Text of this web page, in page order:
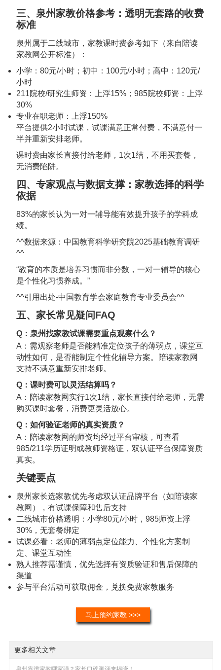
三、泉州家教价格参考：透明无套路的收费
标准
泉州属于二线城市，家教课时费参考如下（来自陪读
家教网公开标准）：
小学：80元/小时；初中：100元/小时；高中：120元/
小时
211院校/研究生师资：上浮15%；985院校师资：上浮
30%
专业在职老师：上浮150%
平台提供2小时试课，试课满意正常付费，不满意付一
半并重新安排老师。
课时费由家长直接付给老师，1次1结，不用买套餐，
无消费陷阱。
四、专家观点与数据支撑：家教选择的科学
依据
83%的家长认为一对一辅导能有效提升孩子的学科成
绩。
^^数据来源：中国教育科学研究院2025基础教育调研
^^
“教育的本质是培养习惯而非分数，一对一辅导的核心
是个性化习惯养成。”
^^引用出处-中国教育学会家庭教育专业委员会^^
五、家长常见疑问FAQ
Q：泉州找家教试课需要重点观察什么？
A：需观察老师是否能精准定位孩子的薄弱点，课堂互
动性如何，是否能制定个性化辅导方案。陪读家教网
支持不满意重新安排老师。
Q：课时费可以灵活结算吗？
A：陪读家教网实行1次1结，家长直接付给老师，无需
购买课时套餐，消费更灵活放心。
Q：如何验证老师的真实资质？
A：陪读家教网的师资均经过平台审核，可查看
985/211学历证明或教师资格证，双认证平台保障资质
真实。
关键要点
泉州家长选家教优先考虑双认证品牌平台（如陪读家
教网），有试课保障和售后支持
二线城市价格透明：小学80元/小时，985师资上浮
30%，无套餐绑定
试课必看：老师的薄弱点定位能力、个性化方案制
定、课堂互动性
熟人推荐需谨慎，优先选择有资质验证和售后保障的
渠道
参与平台活动可获取佣金，兑换免费家教服务
马上预约家教 >>>
更多相关文章